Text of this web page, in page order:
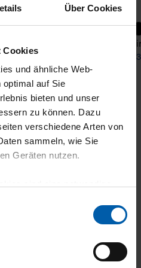
Über Cookies
Cookies
und ähnliche Web-
optimal auf Sie
bieten und unser
zu können. Dazu
verschiedene Arten von
sammeln, wie Sie
Geräten nutzen.
etwa zur Auswahl und
T-
from
Family business